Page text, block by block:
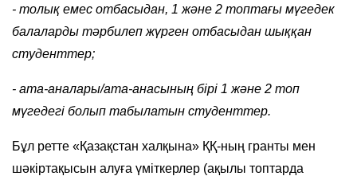
- толық емес отбасыдан, 1 және 2 топтағы мүгедек
балаларды тәрбилеп жүрген отбасыдан шыққан
студенттер;
- ата-аналары/ата-анасының бірі 1 және 2 топ
мүгедегі болып табылатын студенттер.
Бұл ретте «Қазақстан халқына» ҚҚ-ның гранты мен
шәкіртақысын алуға үміткерлер (ақылы топтарда